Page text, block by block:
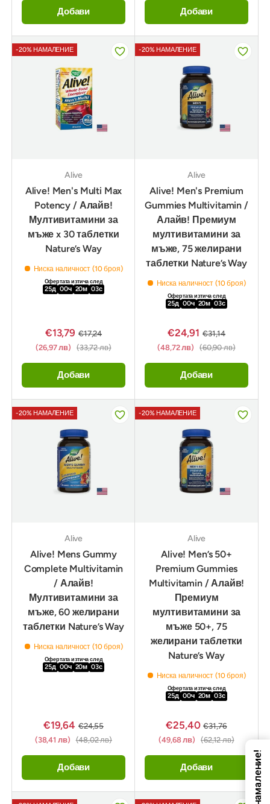
Добави Добави
-20% НАМАЛЕНИЕ
Alive
Alive! Men's Multi Max
Potency / Алайв!
Мултивитамини за
мъже x 30 таблетки
Nature’s Way
Ниска наличност (10 броя)
Офертата изтича след
25д 00ч 20м 02с
€13,79 €17,24
(26,97 лв) (33,72 лв)
Добави
-20% НАМАЛЕНИЕ
Alive
Alive! Men's Premium
Gummies Multivitamin /
Алайв! Премиум
мултивитамини за
мъже, 75 желирани
таблетки Nature’s Way
Ниска наличност (10 броя)
Офертата изтича след
25д 00ч 20м 02с
€24,91 €31,14
(48,72 лв) (60,90 лв)
Добави
-20% НАМАЛЕНИЕ
Alive
Alive! Mens Gummy
Complete Multivitamin
/ Алайв!
Мултивитамини за
мъже, 60 желирани
таблетки Nature’s Way
Ниска наличност (10 броя)
Офертата изтича след
25д 00ч 20м 02с
€19,64 €24,55
(38,41 лв) (48,02 лв)
Добави
-20% НАМАЛЕНИЕ
Alive
Alive! Men’s 50+
Premium Gummies
Multivitamin / Алайв!
Премиум
мултивитамини за
мъже 50+, 75
желирани таблетки
Nature’s Way
Ниска наличност (10 броя)
Офертата изтича след
25д 00ч 20м 02с
€25,40 €31,76
(49,68 лв) (62,12 лв)
Добави